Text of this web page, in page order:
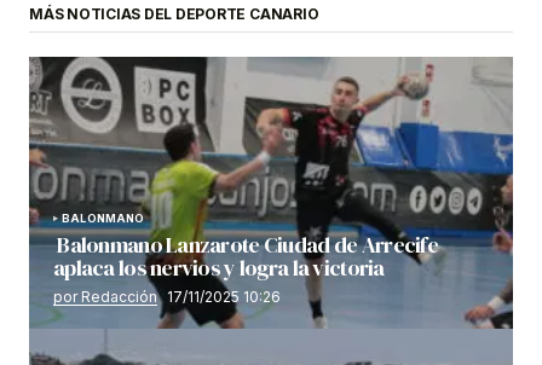
MÁS NOTICIAS DEL DEPORTE CANARIO
BALONMANO
Balonmano Lanzarote Ciudad de Arrecife
aplaca los nervios y logra la victoria
por Redacción 17/11/2025 10:26